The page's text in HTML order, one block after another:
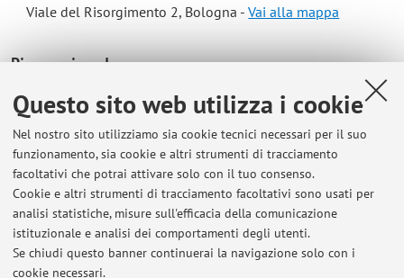
Questo sito web utilizza i cookie
Nel nostro sito utilizziamo sia cookie tecnici necessari per il suo
funzionamento, sia cookie e altri strumenti di tracciamento
facoltativi che potrai attivare solo con il tuo consenso.
Cookie e altri strumenti di tracciamento facoltativi sono usati per
analisi statistiche, misure sull'efficacia della comunicazione
istituzionale e analisi dei comportamenti degli utenti.
Se chiudi questo banner continuerai la navigazione solo con i
cookie necessari.
Viale del Risorgimento 2, Bologna -Vai alla mappa
Risorse in rete
ORCID
Orario di ricevimento
On request by email - Thursdays at 16.00 - other time slots
can be requested by email